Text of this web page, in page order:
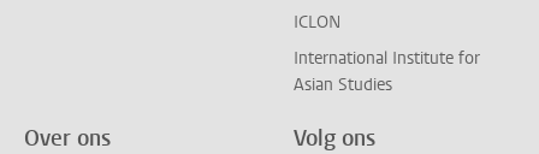
ICLON
International Institute for
Asian Studies
Over ons Volg ons